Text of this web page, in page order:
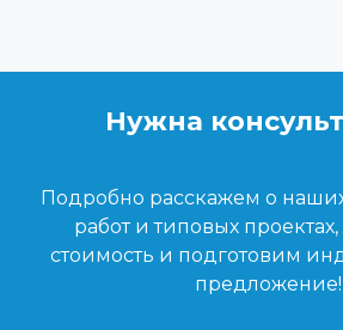
Нужна
Подробно расскажем о наших
работ и типовых
стоимость и подготовим
предложение!